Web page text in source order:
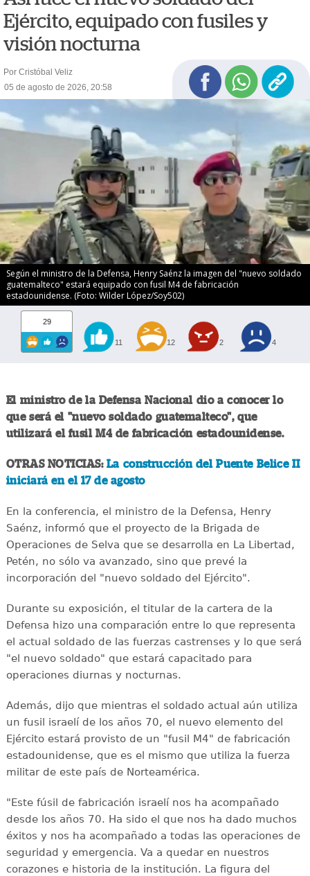
Ejército, equipado con fusiles y
visión nocturna
Por Cristóbal Veliz
05 de agosto de 2026, 20:58
Según el ministro de la Defensa, Henry Saénz la imagen del "nuevo soldado
guatemalteco" estará equipado con fusil M4 de fabricación
estadounidense. (Foto: Wilder López/Soy502)
29
11 12 2 4
El ministro de la Defensa Nacional dio a conocer lo
que será el "nuevo soldado guatemalteco", que
utilizará el fusil M4 de fabricación estadounidense.
OTRAS NOTICIAS:La construcción del Puente Belice II
iniciará en el 17 de agosto
En la conferencia, el ministro de la Defensa, Henry
Saénz, informó que el proyecto de la Brigada de
Operaciones de Selva que se desarrolla en La Libertad,
Petén, no sólo va avanzado, sino que prevé la
incorporación del "nuevo soldado del Ejército".
Durante su exposición, el titular de la cartera de la
Defensa hizo una comparación entre lo que representa
el actual soldado de las fuerzas castrenses y lo que será
"el nuevo soldado" que estará capacitado para
operaciones diurnas y nocturnas.
Además, dijo que mientras el soldado actual aún utiliza
un fusil israelí de los años 70, el nuevo elemento del
Ejército estará provisto de un "fusil M4" de fabricación
estadounidense, que es el mismo que utiliza la fuerza
militar de este país de Norteamérica.
"Este fúsil de fabricación israelí nos ha acompañado
desde los años 70. Ha sido el que nos ha dado muchos
éxitos y nos ha acompañado a todas las operaciones de
seguridad y emergencia. Va a quedar en nuestros
corazones e historia de la institución. La figura del